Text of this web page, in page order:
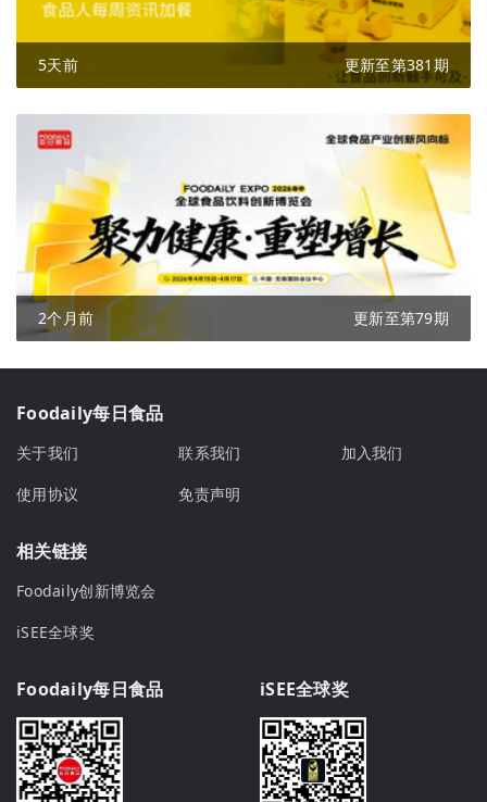
5天前 更新至第381期
2个月前 更新至第79期
Foodaily每日食品
关于我们 联系我们
加入我们
使用协议
免责声明
相关链接
Foodaily创新博览会
iSEE全球奖
Foodaily每日食品 iSEE全球奖